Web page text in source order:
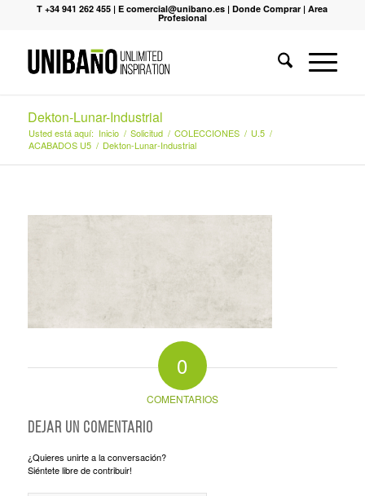
T +34 941 262 455 |E comercial@unibano.es |Donde Comprar |Area
Profesional
Dekton-Lunar-Industrial
Usted está aquí: Inicio / Solicitud / COLECCIONES / U.5 /
ACABADOS U5 / Dekton-Lunar-Industrial
0
COMENTARIOS
Dejar un comentario
¿Quieres unirte a la conversación?
Siéntete libre de contribuir!